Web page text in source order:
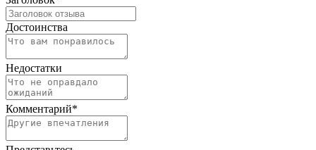
Достоинства
Недостатки
Комментарий*